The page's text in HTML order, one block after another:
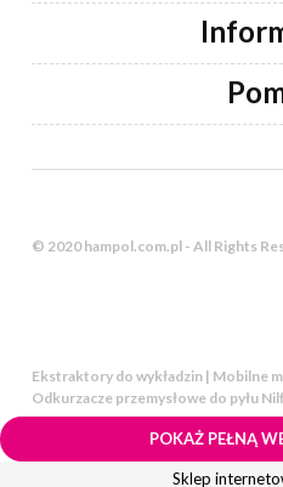
© 2020 hampol.com.pl - All Rights
Ekstraktory do wykładzin | Mobilne
Odkurzacze przemysłowe do pyłu
POKAŻ PEŁNĄ
Sklep